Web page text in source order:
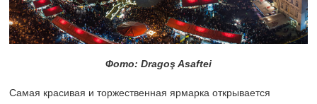
Фото: Dragoş Asaftei
Самая красивая и торжественная ярмарка открывается